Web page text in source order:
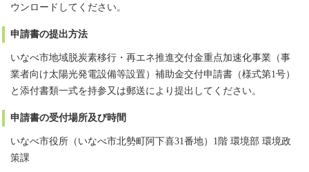
ウンロードしてください。
申請書の提出方法
いなべ市地域脱炭素移行・再エネ推進交付金重点加速化事業（事
業者向け太陽光発電設備等設置）補助金交付申請書（様式第1号）
と添付書類一式を持参又は郵送により提出してください。
申請書の受付場所及び時間
いなべ市役所（いなべ市北勢町阿下喜31番地）1階 環境部 環境政
策課